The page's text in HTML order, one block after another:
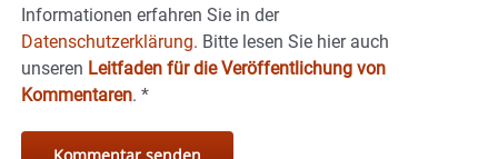
Informationen erfahren Sie in der
Datenschutzerklärung. Bitte lesen Sie hier auch
unseren Leitfaden für die Veröffentlichung von
Kommentaren. *